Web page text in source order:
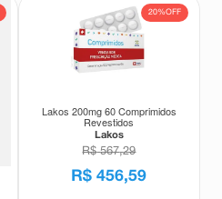
20%OFF
Lakos 200mg 60 Comprimidos
Revestidos
Lakos
R$ 567,29
R$ 456,59